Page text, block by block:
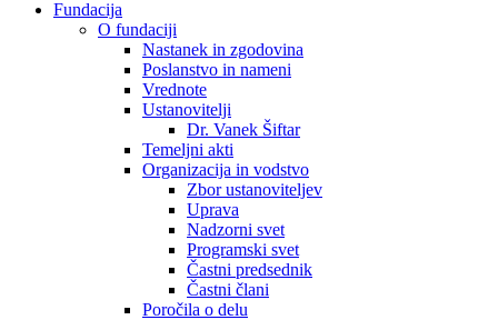
Fundacija
O fundaciji
Nastanek in zgodovina
Poslanstvo in nameni
Vrednote
Ustanovitelji
Dr. Vanek Šiftar
Temeljni akti
Organizacija in vodstvo
Zbor ustanoviteljev
Uprava
Nadzorni svet
Programski svet
Častni predsednik
Častni člani
Poročila o delu